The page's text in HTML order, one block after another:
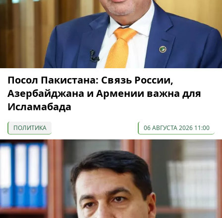
Посол Пакистана: Связь России,
Азербайджана и Армении важна для
Исламабада
ПОЛИТИКА 06 АВГУСТА 2026 11:00